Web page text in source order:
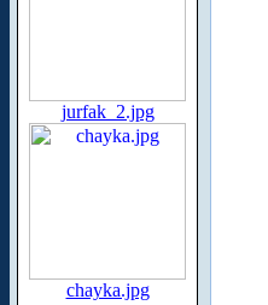
jurfak_2.jpg
chayka.jpg